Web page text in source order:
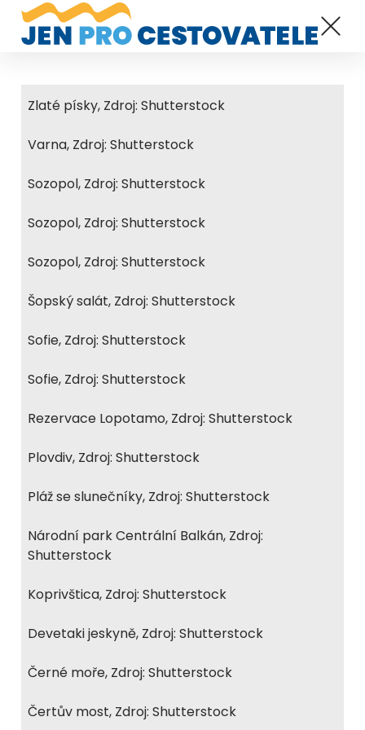
Zlaté písky, Zdroj: Shutterstock
Varna, Zdroj: Shutterstock
Sozopol, Zdroj: Shutterstock
Sozopol, Zdroj: Shutterstock
Sozopol, Zdroj: Shutterstock
Šopský salát, Zdroj: Shutterstock
Sofie, Zdroj: Shutterstock
Sofie, Zdroj: Shutterstock
Rezervace Lopotamo, Zdroj: Shutterstock
Plovdiv, Zdroj: Shutterstock
Pláž se slunečníky, Zdroj: Shutterstock
Národní park Centrální Balkán, Zdroj:
Shutterstock
Koprivštica, Zdroj: Shutterstock
Devetaki jeskyně, Zdroj: Shutterstock
Černé moře, Zdroj: Shutterstock
Čertův most, Zdroj: Shutterstock